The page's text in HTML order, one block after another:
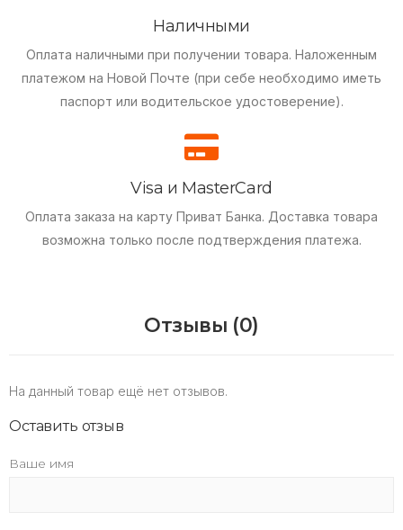
Наличными
Оплата наличными при получении товара. Наложенным
платежом на Новой Почте (при себе необходимо иметь
паспорт или водительское удостоверение).
Visa и MasterCard
Оплата заказа на карту Приват Банка. Доставка товара
возможна только после подтверждения платежа.
Отзывы (0)
На данный товар ещё нет отзывов.
Оставить отзыв
Ваше имя